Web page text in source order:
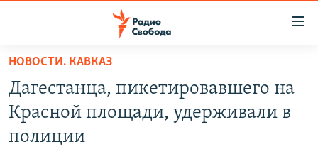
упрощенного
доступа
Вернуться
основному
ПОДКАСТЫ
АВТОРСКИЕ ПРОЕКТЫ
НОВОСТИ. КАВКАЗ
Дагестанца, пикетировавшего на
Красной площади, удерживали в
полиции